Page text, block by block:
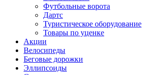
Футбольные ворота
Дартс
Туристическое оборудование
Товары по уценке
Акции
Велосипеды
Беговые дорожки
Эллипсоиды